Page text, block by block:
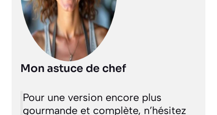
Mon astuce de chef
Pour une version encore plus
gourmande et complète, n’hésitez